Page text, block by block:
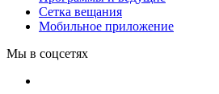
Сетка вещания
Мобильное приложение
Мы в соцсетях